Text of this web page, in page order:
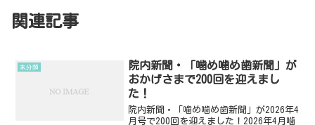
関連記事
未分類
院内新聞・「噛め噛め歯新聞」が
おかげさまで200回を迎えまし
た！
院内新聞・「噛め噛め歯新聞」が2026年4
月号で200回を迎えました！2026年4月噛